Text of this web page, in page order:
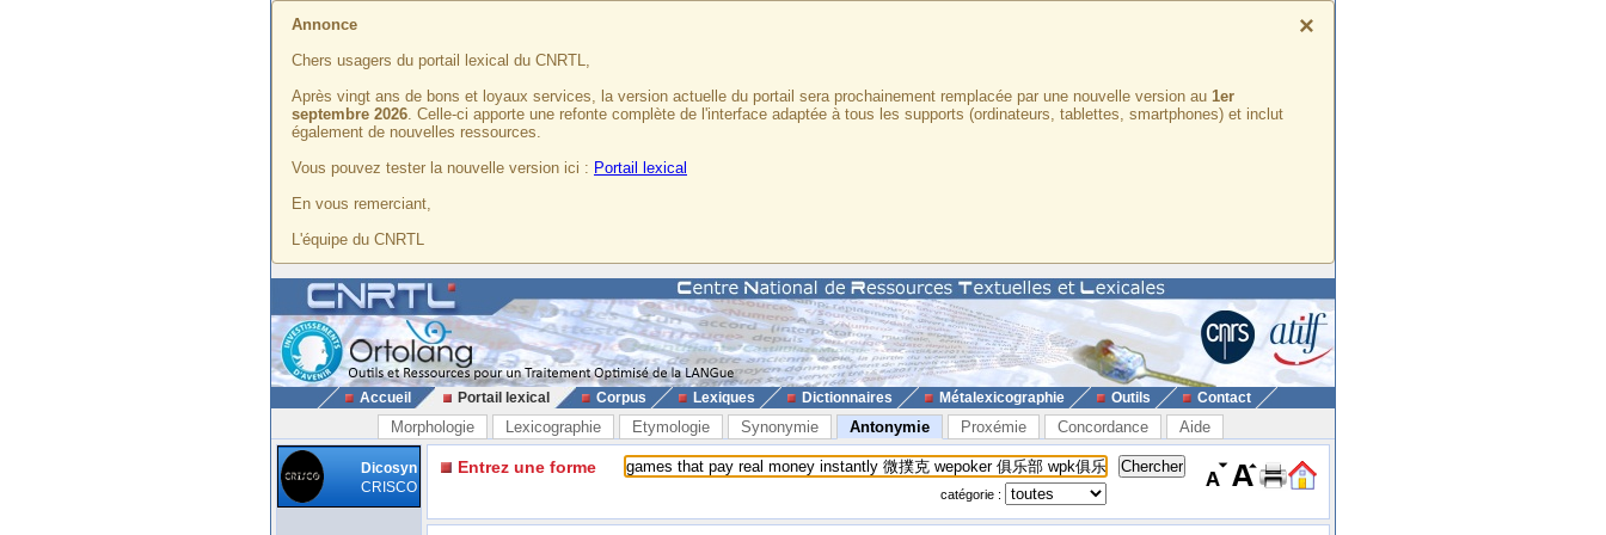
×
Annonce
Chers usagers du portail lexical du CNRTL,
Après vingt ans de bons et loyaux services, la version actuelle du portail sera prochainement remplacée par une nouvelle version au 1er
septembre 2026. Celle-ci apporte une refonte complète de l'interface adaptée à tous les supports (ordinateurs, tablettes, smartphones) et inclut
également de nouvelles ressources.
Vous pouvez tester la nouvelle version ici : Portail lexical
En vous remerciant,
L'équipe du CNRTL
Accueil Portail lexical Corpus Lexiques Dictionnaires Métalexicographie Outils Contact
Morphologie Lexicographie Etymologie Synonymie Antonymie Proxémie Concordance Aide
Dicosyn
CRISCO
Entrez une forme
catégorie :